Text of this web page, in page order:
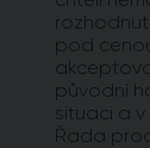
pod
původní
situaci a
Řada